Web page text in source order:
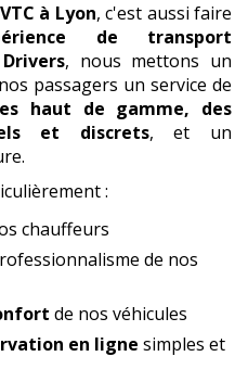
VTC à Lyon, c'est aussi faire
de transport
, nous mettons un
passagers un service de
haut de gamme, des
et discrets, et un
:
chauffeurs
de nos
de nos véhicules
en ligne simples et